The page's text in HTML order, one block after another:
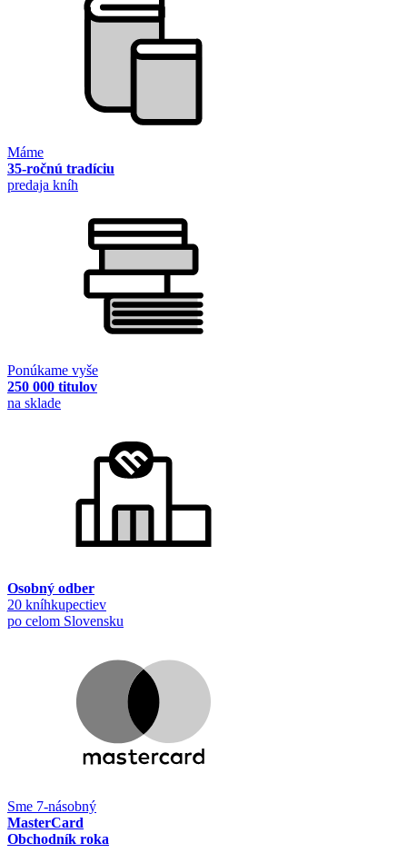
Máme
35-ročnú tradíciu
predaja kníh
Ponúkame vyše
250 000 titulov
na sklade
Osobný odber
20 kníhkupectiev
po celom Slovensku
Sme 7-násobný
MasterCard
Obchodník roka